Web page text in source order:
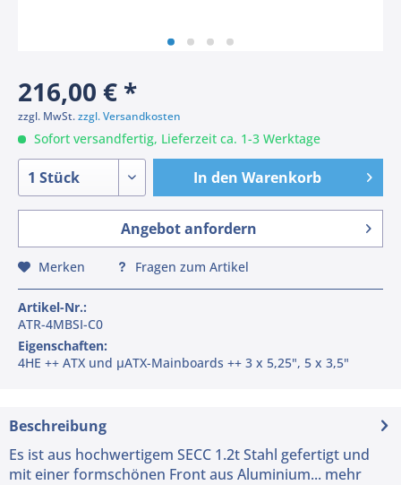
216,00 € *
zzgl. MwSt.zzgl. Versandkosten
Sofort versandfertig, Lieferzeit ca. 1-3 Werktage
In den Warenkorb
Angebot anfordern
Merken Fragen zum Artikel
Artikel-Nr.:
ATR-4MBSI-C0
Eigenschaften:
4HE ++ ATX und µATX-Mainboards ++ 3 x 5,25", 5 x 3,5"
Beschreibung
Es ist aus hochwertigem SECC 1.2t Stahl gefertigt und
mit einer formschönen Front aus Aluminium... mehr